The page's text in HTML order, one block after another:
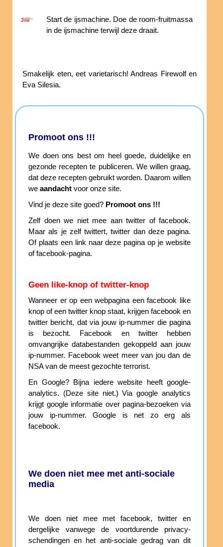
Start de ijsmachine. Doe de room-fruitmassa
in de ijsmachine terwijl deze draait.
Smakelijk eten, eet varietarisch! Andreas Firewolf en
Eva Silesia.
Promoot ons !!!
We doen ons best om heel goede, duidelijke en
gezonde recepten te publiceren. We willen graag,
dat deze recepten gebruikt worden. Daarom willen
we aandacht voor onze site.
Vind je deze site goed? Promoot ons !!!
Zelf doen we niet mee aan twitter of facebook.
Maar als je zelf twittert, twitter dan deze pagina.
Of plaats een link naar deze pagina op je website
of facebook-pagina.
Geen like-knop of twitter-knop
Wanneer er op een webpagina een facebook like
knop of een twitter knop staat, krijgen facebook en
twitter bericht, dat via jouw ip-nummer die pagina
is bezocht. Facebook en twitter hebben
omvangrijke databestanden gekoppeld aan jouw
ip-nummer. Facebook weet meer van jou dan de
NSA van de meest gezochte terrorist.
En Google? Bijna iedere website heeft google-
analytics. (Deze site niet.) Via google analytics
krijgt google informatie over pagina-bezoeken via
jouw ip-nummer. Google is net zo erg als
facebook.
We doen niet mee met anti-sociale
media
We doen niet mee met facebook, twitter en
dergelijke vanwege de voortdurende privacy-
schendingen en het anti-sociale gedrag van dit